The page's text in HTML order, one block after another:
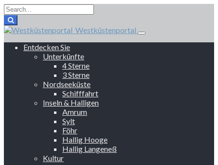
Westküstenportal
Entdecken Sie
Unterkünfte
4 Sterne
3 Sterne
Nordseeküste
Schifffahrt
Inseln & Halligen
Amrum
Sylt
Föhr
Hallig Hooge
Hallig Langeneß
Kultur